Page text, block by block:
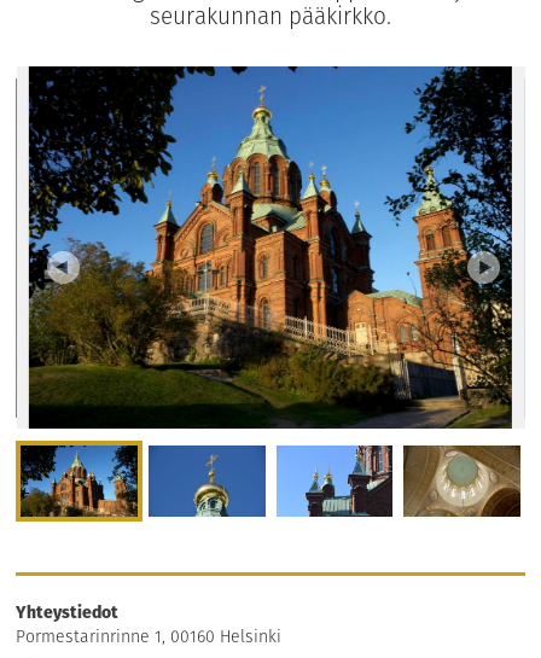
seurakunnan pääkirkko.
Yhteystiedot
Pormestarinrinne 1, 00160 Helsinki